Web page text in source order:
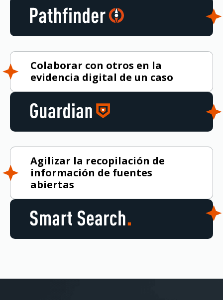
Colaborar con otros en la
evidencia digital de un caso
Agilizar la recopilación de
información de fuentes
abiertas